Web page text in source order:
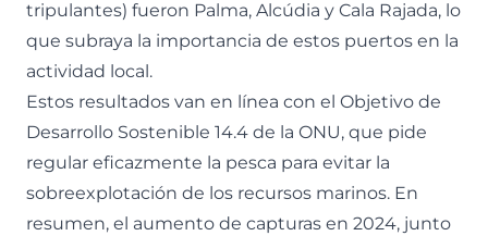
tripulantes) fueron Palma, Alcúdia y Cala Rajada, lo
que subraya la importancia de estos puertos en la
actividad local.
Estos resultados van en línea con el Objetivo de
Desarrollo Sostenible 14.4 de la ONU, que pide
regular eficazmente la pesca para evitar la
sobreexplotación de los recursos marinos. En
resumen, el aumento de capturas en 2024, junto